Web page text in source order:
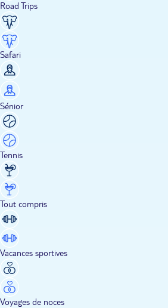
Road Trips
Safari
Sénior
Tennis
Tout compris
Vacances sportives
Voyages de noces